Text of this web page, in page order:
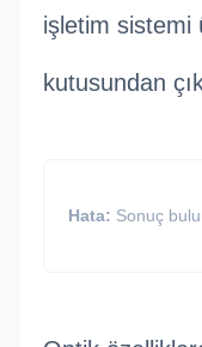
işletim sistemi
kutusundan
Hata: Sonuç